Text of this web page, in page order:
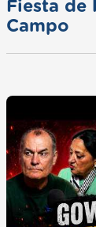
Fiesta de
Campo